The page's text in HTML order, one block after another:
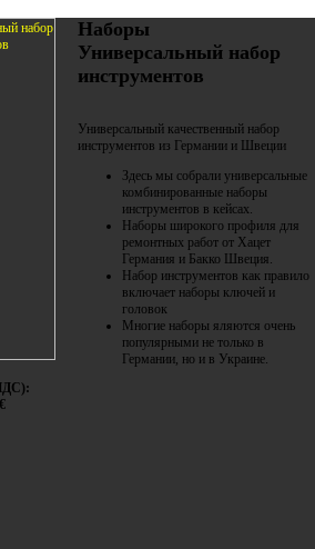
€
Наборы
Универсальный набор
инструментов
Универсальный качественный набор
инструментов из Германии и Швеции
Здесь мы собрали универсальные
комбинированные наборы
инструментов в кейсах.
Наборы широкого профиля для
ремонтных работ от Хацет
Германия и Бакко Швеция.
Набор инструментов как правило
включает наборы ключей и
головок
Многие наборы яляются очень
популярными не только в
Германии, но и в Украине.